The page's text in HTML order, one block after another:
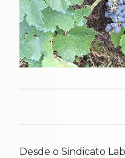
Desde o Sindicato